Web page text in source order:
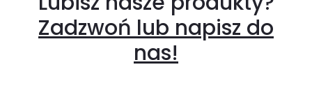
Zadzwoń lub napisz do
nas!